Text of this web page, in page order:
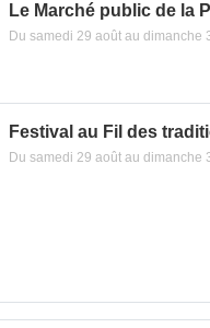
Le Marché public de la
Du samedi 29 août au dimanche
Festival au Fil des
Du samedi 29 août au dimanche